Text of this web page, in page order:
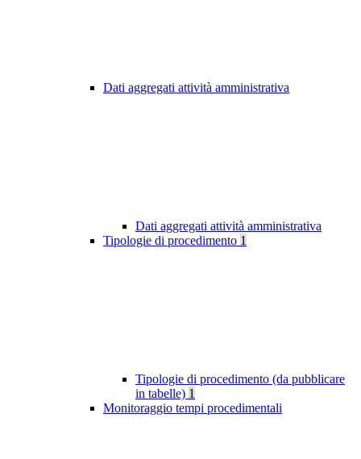
Dati aggregati attività amministrativa
Dati aggregati attività amministrativa
Tipologie di procedimento 1
Tipologie di procedimento (da pubblicare
in tabelle) 1
Monitoraggio tempi procedimentali